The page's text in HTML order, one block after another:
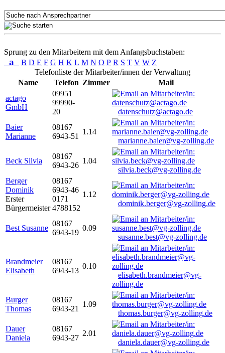
Sprung zu den Mitarbeitern mit dem Anfangsbuchstaben:
a B D E F G H K L M N O P R S T V W Z
Telefonliste der Mitarbeiter/innen der Verwaltung
Name
Telefon Zimmer
Mail
actago
GmbH
09951
99990-
20
datenschutz@actago.de
Baier
Marianne
08167
6943-51
1.14
marianne.baier@vg-zolling.de
Beck Silvia
08167
6943-26
1.04
silvia.beck@vg-zolling.de
Berger
Dominik
Erster
Bürgermeister
08167
6943-46
0171
4788152
1.12
dominik.berger@vg-zolling.de
Best Susanne
08167
6943-19
0.09
susanne.best@vg-zolling.de
Brandmeier
Elisabeth
08167
6943-13
0.10
elisabeth.brandmeier@vg-
zolling.de
Burger
Thomas
08167
6943-21
1.09
thomas.burger@vg-zolling.de
Dauer
Daniela
08167
6943-27
2.01
daniela.dauer@vg-zolling.de